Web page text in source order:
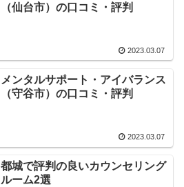
（仙台市）の口コミ・評判
2023.03.07
メンタルサポート・アイバランス
（守谷市）の口コミ・評判
2023.03.07
都城で評判の良いカウンセリング
ルーム2選